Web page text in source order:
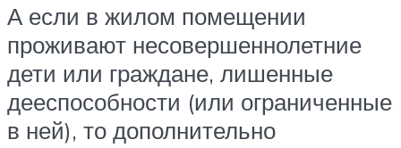
А если в жилом помещении
проживают несовершеннолетние
дети или граждане, лишенные
дееспособности (или ограниченные
в ней), то дополнительно